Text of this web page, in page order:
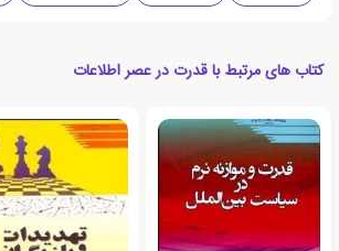
کتاب های مرتبط با قدرت در عصر اطلاعات